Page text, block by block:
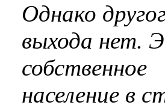
Однако
выхода нет.
собственное
население в